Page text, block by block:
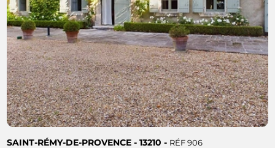
SAINT-RÉMY-DE-PROVENCE - 13210 - RÉF 906